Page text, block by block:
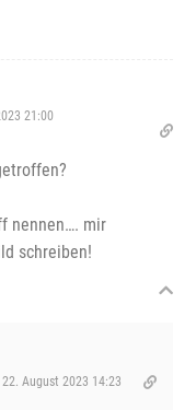
21:00
nennen…. mir
schreiben!
22. August 2023 14:23